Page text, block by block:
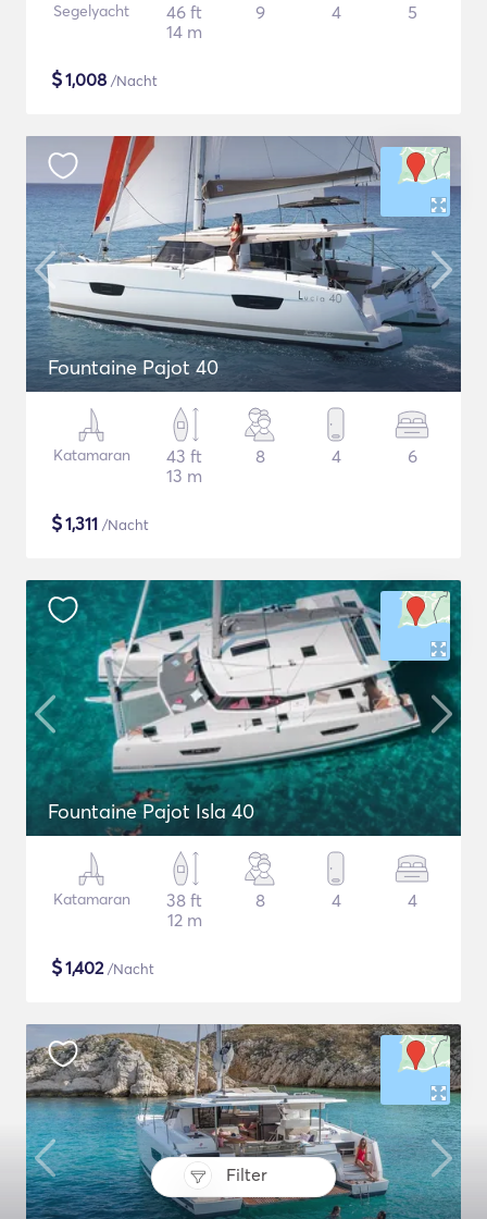
Filter
Segelyacht
46 ft
14 m
9 4 5
$1,008 /Nacht
Fountaine Pajot 40
Katamaran
43 ft
13 m
8 4 6
$1,311 /Nacht
Fountaine Pajot Isla 40
Katamaran
38 ft
12 m
8 4 4
$1,402/Nacht